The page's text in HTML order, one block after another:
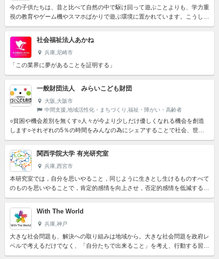
今の子供たちは、昔と比べて自然の中で駆け回って遊ぶことよりも、学力重
視の教育やゲーム機やスマホばかりで遊ぶ環境に置かれています。こうした
環境がもたらした問題として、キレる子供や引きこもり、自殺な...
社会福祉法人あかね
兵庫,尼崎市
「この業界に夢があることを証明する」
一般財団法人 みらいこども財団
大阪,大阪市
中間支援,地域活性化・まちづくり,福祉・障がい・高齢者
○貧困や機会差別を無くす○人々が今より少しだけ優しくなれる機会を創造
します○それぞれの5％の時間をみんなの為にシェアすることで社会、世界
を変える
関西学院大学 有光研究室
兵庫,西宮市
本研究室では，自分を思いやること，同じように生きとし生けるものすべて
のものを思いやることで，肯定的感情を向上させ，否定的感情を低減するこ
とを，様々な調査，実験，臨床試験で明らかにすることを目標と...
With The World
兵庫,神戸
大きな社会問題も、解決への取り組みは地域から。大きな社会問題を政府レ
ベルで考えるだけでなく、「自分たちで出来ること」を考え、行動する習慣
を創ります。世界の国々と学生、そして地域を結び、グローバ...